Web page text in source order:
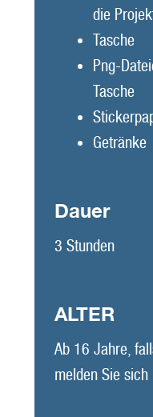
die
Tasche
Png-
Tasche
Getränke
Dauer
3 Stunden
ALTER
Ab 16 Jahre,
melden Sie sich